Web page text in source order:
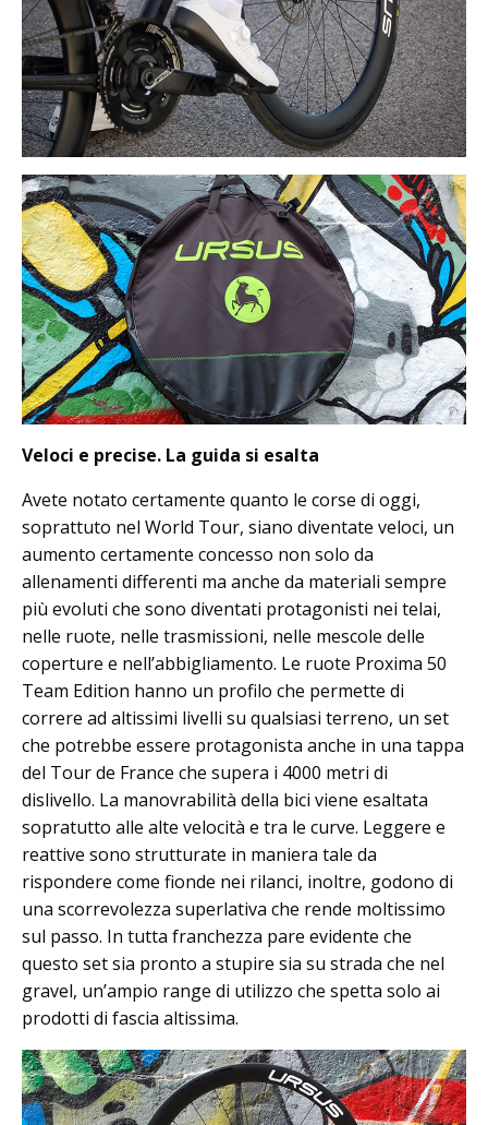
Veloci e precise. La guida si esalta
Avete notato certamente quanto le corse di oggi,
soprattuto nel World Tour, siano diventate veloci, un
aumento certamente concesso non solo da
allenamenti differenti ma anche da materiali sempre
più evoluti che sono diventati protagonisti nei telai,
nelle ruote, nelle trasmissioni, nelle mescole delle
coperture e nell’abbigliamento. Le ruote Proxima 50
Team Edition hanno un profilo che permette di
correre ad altissimi livelli su qualsiasi terreno, un set
che potrebbe essere protagonista anche in una tappa
del Tour de France che supera i 4000 metri di
dislivello. La manovrabilità della bici viene esaltata
sopratutto alle alte velocità e tra le curve. Leggere e
reattive sono strutturate in maniera tale da
rispondere come fionde nei rilanci, inoltre, godono di
una scorrevolezza superlativa che rende moltissimo
sul passo. In tutta franchezza pare evidente che
questo set sia pronto a stupire sia su strada che nel
gravel, un’ampio range di utilizzo che spetta solo ai
prodotti di fascia altissima.